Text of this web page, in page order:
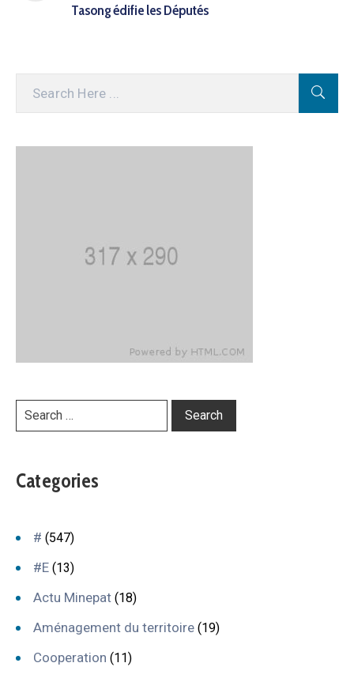
Tasong édifie les Députés
Categories
# (547)
#E (13)
Actu Minepat (18)
Aménagement du territoire (19)
Cooperation (11)